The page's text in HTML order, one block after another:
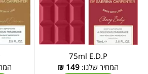
75ml E.D.P
המחיר שלנו: 149
₪